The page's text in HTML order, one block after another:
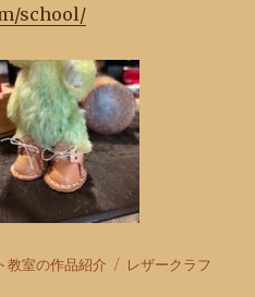
school/
教室の作品紹介
タ
レザークラフ